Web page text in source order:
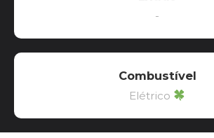
-
Combustível
Elétrico